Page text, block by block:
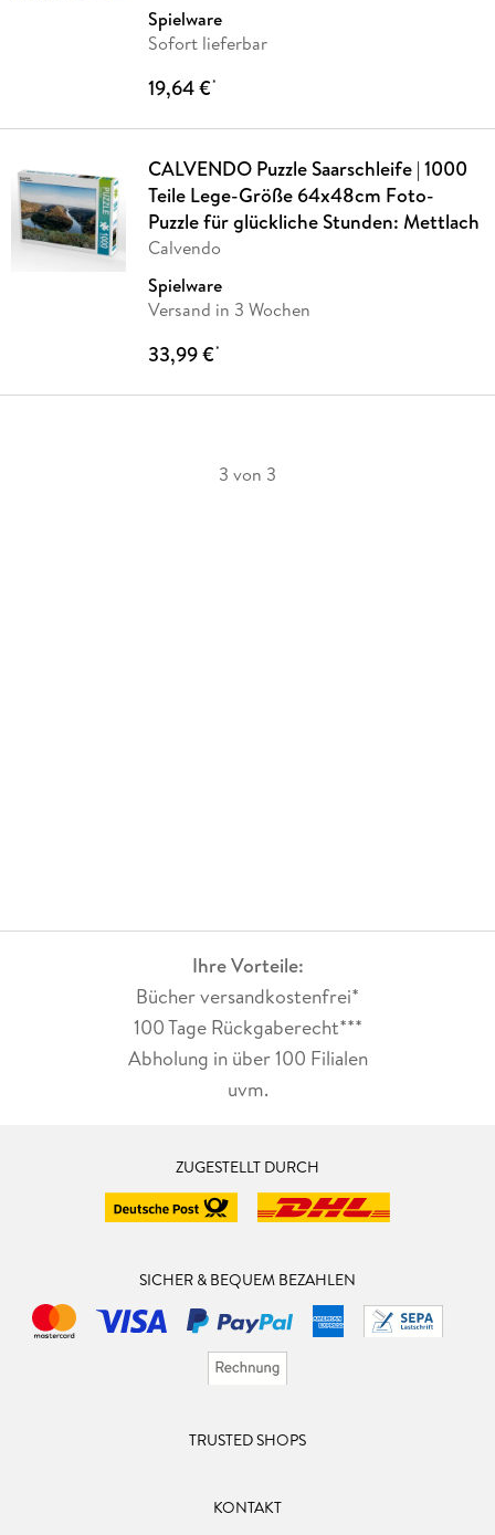
Spielware
Sofort lieferbar
19,64 €*
CALVENDO Puzzle Saarschleife | 1000
Teile Lege-Größe 64x48cm Foto-
Puzzle für glückliche Stunden: Mettlach
Calvendo
Spielware
Versand in 3 Wochen
33,99 €*
3 von 3
Ihre Vorteile:
Bücher versandkostenfrei*
100 Tage Rückgaberecht***
Abholung in über 100 Filialen
uvm.
ZUGESTELLT DURCH
SICHER & BEQUEM BEZAHLEN
TRUSTED SHOPS
KONTAKT